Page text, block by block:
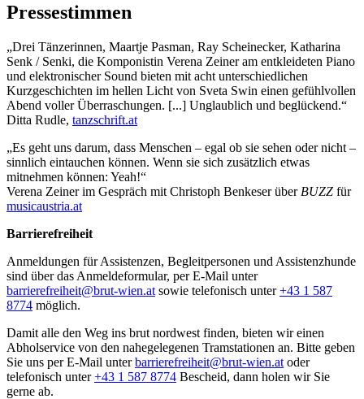
Pressestimmen
„Drei Tänzerinnen, Maartje Pasman, Ray Scheinecker, Katharina
Senk / Senki, die Komponistin Verena Zeiner am entkleideten Piano
und elektronischer Sound bieten mit acht unterschiedlichen
Kurzgeschichten im hellen Licht von Sveta Swin einen gefühlvollen
Abend voller Überraschungen. [...] Unglaublich und beglückend.“
Ditta Rudle, tanzschrift.at
„Es geht uns darum, dass Menschen – egal ob sie sehen oder nicht –
sinnlich eintauchen können. Wenn sie sich zusätzlich etwas
mitnehmen können: Yeah!“
Verena Zeiner im Gespräch mit Christoph Benkeser über BUZZ für
musicaustria.at
Barrierefreiheit
Anmeldungen für Assistenzen, Begleitpersonen und Assistenzhunde
sind über das Anmeldeformular, per E-Mail unter
barrierefreiheit@brut-wien.at sowie telefonisch unter+43 1 587
8774 möglich.
Damit alle den Weg ins brut nordwest finden, bieten wir einen
Abholservice von den nahegelegenen Tramstationen an. Bitte geben
Sie uns per E-Mail unterbarrierefreiheit@brut-wien.at oder
telefonisch unter+43 1 587 8774 Bescheid, dann holen wir Sie
gerne ab.